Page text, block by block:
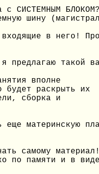
СИСТЕМНЫМ
шину
в него!
предлагаю такой
вполне
будет раскрыть их
сборка и
материнскую
самому материал!
по памяти и в виде